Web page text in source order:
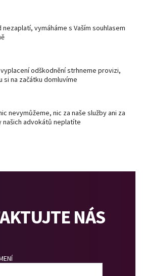
nezaplatí, vymáháme s Vaším souhlasem
odškodnění strhneme provizi,
si na začátku domluvíme
nevymůžeme, nic za naše služby ani za
našich advokátů neplatíte
NÁS